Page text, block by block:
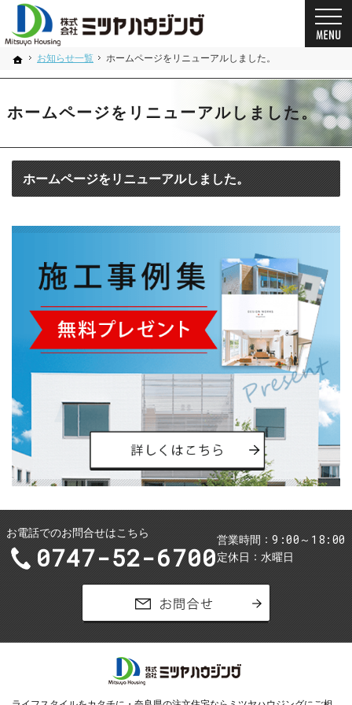
ホーム
お知らせ一覧 ホームページをリニューアルしました。
ホームページをリニューアルしました。
プロの目線からご提案。奈良県の注文住宅・新築戸建てを手がける工務店なら当社へ。
奈良県の安心の一戸建て｜ミツヤハウジング
ホームページをリニューアルしました。
お電話でのお問合せはこちら
0747-52-6700
営業時間 9:00～18:00
定休日 水曜日